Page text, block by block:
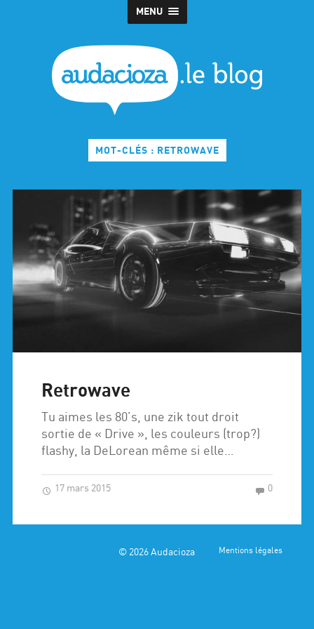
MENU
MOT-CLÉS : RETROWAVE
Retrowave
Tu aimes les 80’s, une zik tout droit
sortie de « Drive », les couleurs (trop?)
flashy, la DeLorean même si elle…
17 mars 2015 0
© 2026Audacioza Mentions légales